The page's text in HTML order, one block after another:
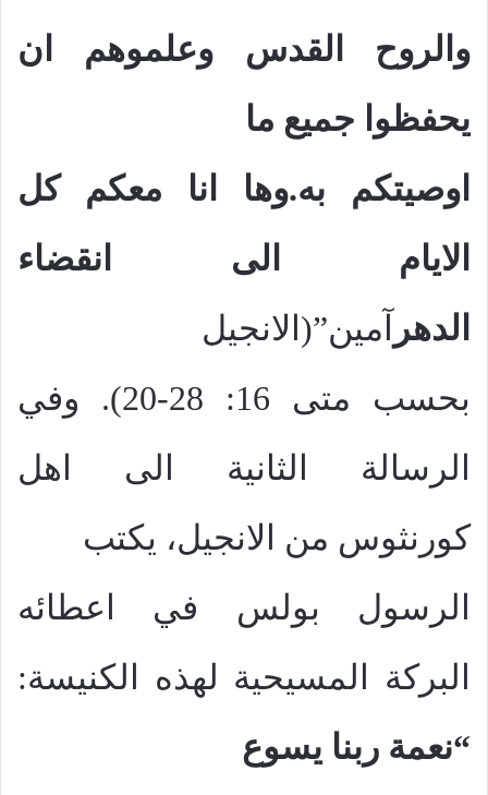
والروح القدس وعلموهم ان
يحفظوا جميع ما
اوصيتكم به.وها انا معكم كل
الايام الى
انقضاء
الدهر آمين”(الانجيل
بحسب متى 16: 28-20). وفي
الرسالة الثانية الى اهل
كورنثوس من الانجيل، يكتب
الرسول بولس في اعطائه
البركة المسيحية لهذه الكنيسة:
“نعمة ربنا يسوع